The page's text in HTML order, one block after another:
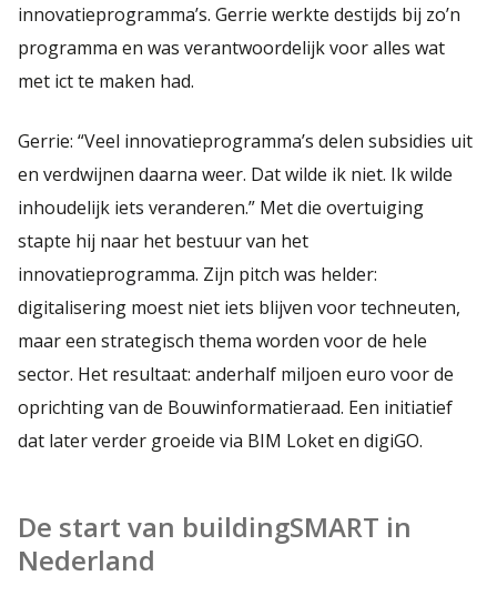
innovatieprogramma’s. Gerrie werkte destijds bij zo’n
programma en was verantwoordelijk voor alles wat
met ict te maken had.
Gerrie: “Veel innovatieprogramma’s delen subsidies uit
en verdwijnen daarna weer. Dat wilde ik niet. Ik wilde
inhoudelijk iets veranderen.” Met die overtuiging
stapte hij naar het bestuur van het
innovatieprogramma. Zijn pitch was helder:
digitalisering moest niet iets blijven voor techneuten,
maar een strategisch thema worden voor de hele
sector. Het resultaat: anderhalf miljoen euro voor de
oprichting van de Bouwinformatieraad. Een initiatief
dat later verder groeide via BIM Loket en digiGO.
De start van buildingSMART in
Nederland